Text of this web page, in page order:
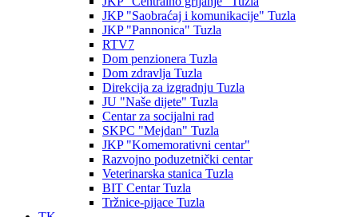
JKP "Saobraćaj i komunikacije" Tuzla
JKP "Pannonica" Tuzla
RTV7
Dom penzionera Tuzla
Dom zdravlja Tuzla
Direkcija za izgradnju Tuzla
JU "Naše dijete" Tuzla
Centar za socijalni rad
SKPC "Mejdan" Tuzla
JKP "Komemorativni centar"
Razvojno poduzetnički centar
Veterinarska stanica Tuzla
BIT Centar Tuzla
Tržnice-pijace Tuzla